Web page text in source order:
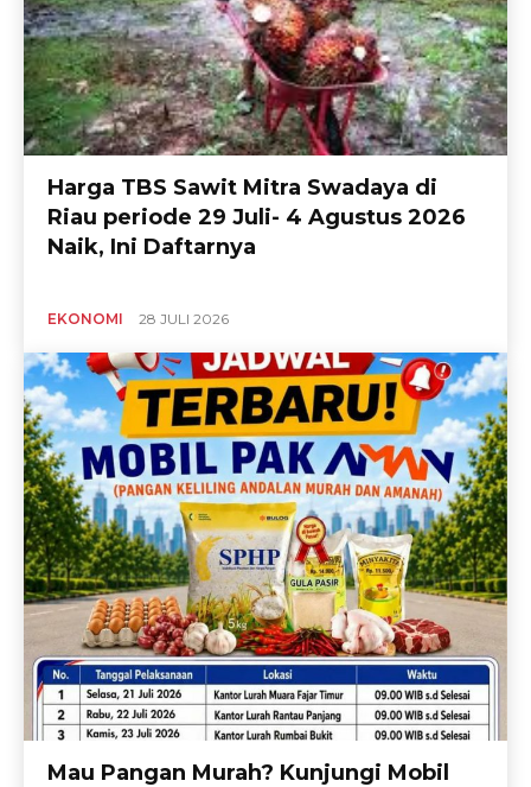
Harga TBS Sawit Mitra Swadaya di
Riau periode 29 Juli- 4 Agustus 2026
Naik, Ini Daftarnya
EKONOMI 28 JULI 2026
Mau Pangan Murah? Kunjungi Mobil